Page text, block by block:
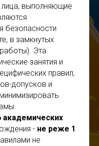
лица, выполняющие
безопасности
в замкнутых
Эта
занятия и
правил,
допусков и
академических
- не реже 1
не